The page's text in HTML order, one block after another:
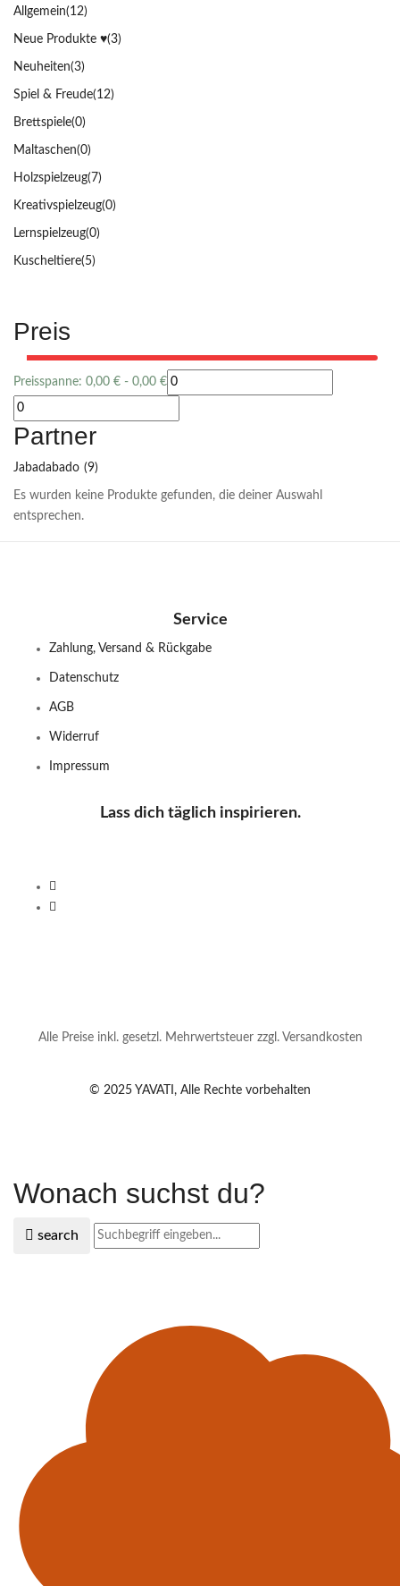
Allgemein(12)
Neue Produkte ♥️(3)
Neuheiten(3)
Spiel & Freude(12)
Brettspiele(0)
Maltaschen(0)
Holzspielzeug(7)
Kreativspielzeug(0)
Lernspielzeug(0)
Kuscheltiere(5)
Preis
Preisspanne: 0,00 € - 0,00 €
Partner
Jabadabado (9)
Es wurden keine Produkte gefunden, die deiner Auswahl
entsprechen.
Service
Zahlung, Versand & Rückgabe
Datenschutz
AGB
Widerruf
Impressum
Lass dich täglich inspirieren.
Alle Preise inkl. gesetzl. Mehrwertsteuer zzgl. Versandkosten
© 2025 YAVATI, Alle Rechte vorbehalten
Wonach suchst du?
search